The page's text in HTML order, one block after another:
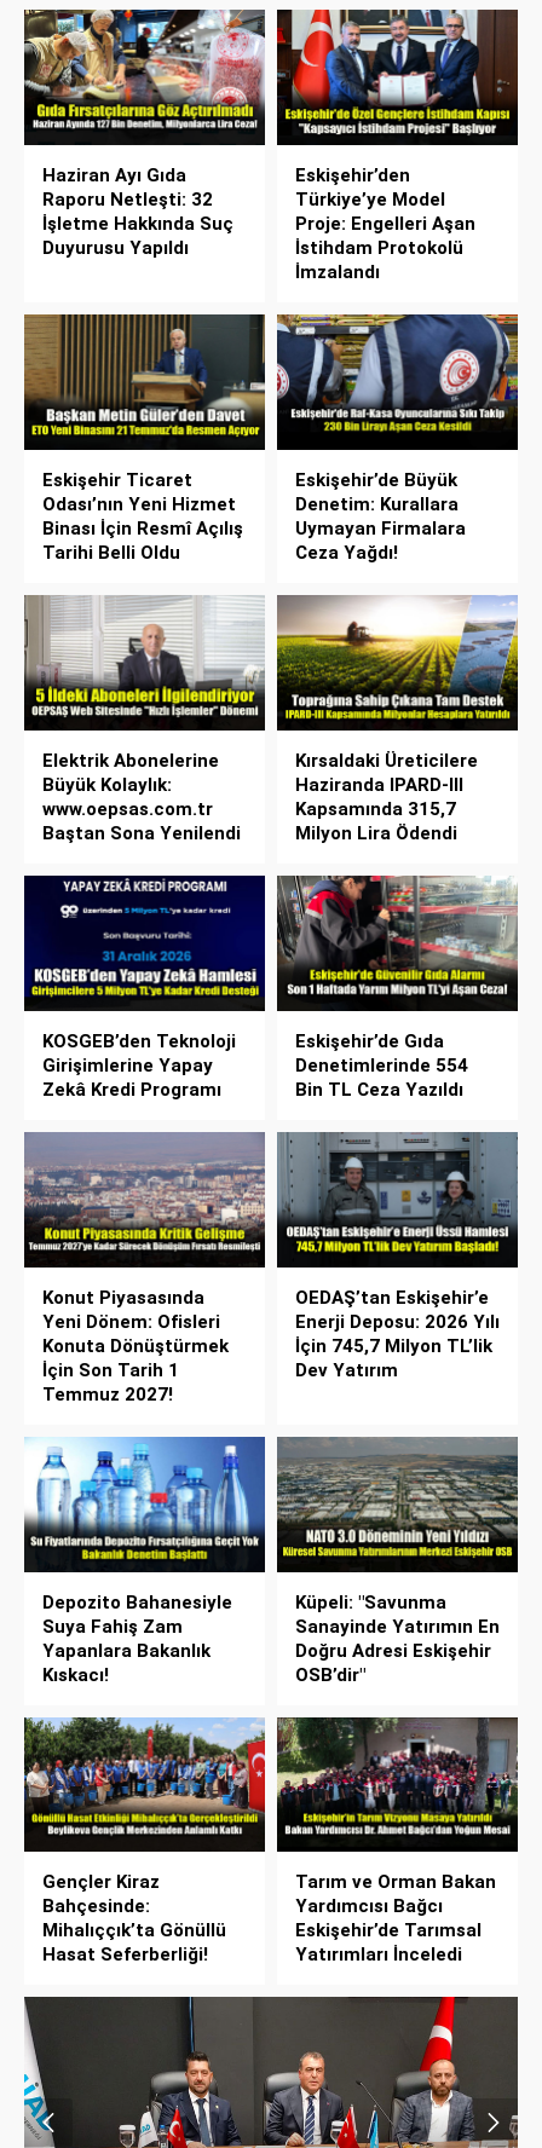
Haziran Ayı Gıda
Raporu Netleşti: 32
İşletme Hakkında Suç
Duyurusu Yapıldı
Eskişehir’den
Türkiye’ye Model
Proje: Engelleri Aşan
İstihdam Protokolü
İmzalandı
Eskişehir Ticaret
Odası’nın Yeni Hizmet
Binası İçin Resmî Açılış
Tarihi Belli Oldu
Eskişehir’de Büyük
Denetim: Kurallara
Uymayan Firmalara
Ceza Yağdı!
Elektrik Abonelerine
Büyük Kolaylık:
www.oepsas.com.tr
Baştan Sona Yenilendi
Kırsaldaki Üreticilere
Haziranda IPARD-III
Kapsamında 315,7
Milyon Lira Ödendi
KOSGEB’den Teknoloji
Girişimlerine Yapay
Zekâ Kredi Programı
Eskişehir’de Gıda
Denetimlerinde 554
Bin TL Ceza Yazıldı
Konut Piyasasında
Yeni Dönem: Ofisleri
Konuta Dönüştürmek
İçin Son Tarih 1
Temmuz 2027!
OEDAŞ’tan Eskişehir’e
Enerji Deposu: 2026 Yılı
İçin 745,7 Milyon TL’lik
Dev Yatırım
Depozito Bahanesiyle
Suya Fahiş Zam
Yapanlara Bakanlık
Kıskacı!
Küpeli: "Savunma
Sanayinde Yatırımın En
Doğru Adresi Eskişehir
OSB’dir"
Gençler Kiraz
Bahçesinde:
Mihalıççık’ta Gönüllü
Hasat Seferberliği!
Tarım ve Orman Bakan
Yardımcısı Bağcı
Eskişehir’de Tarımsal
Yatırımları İnceledi